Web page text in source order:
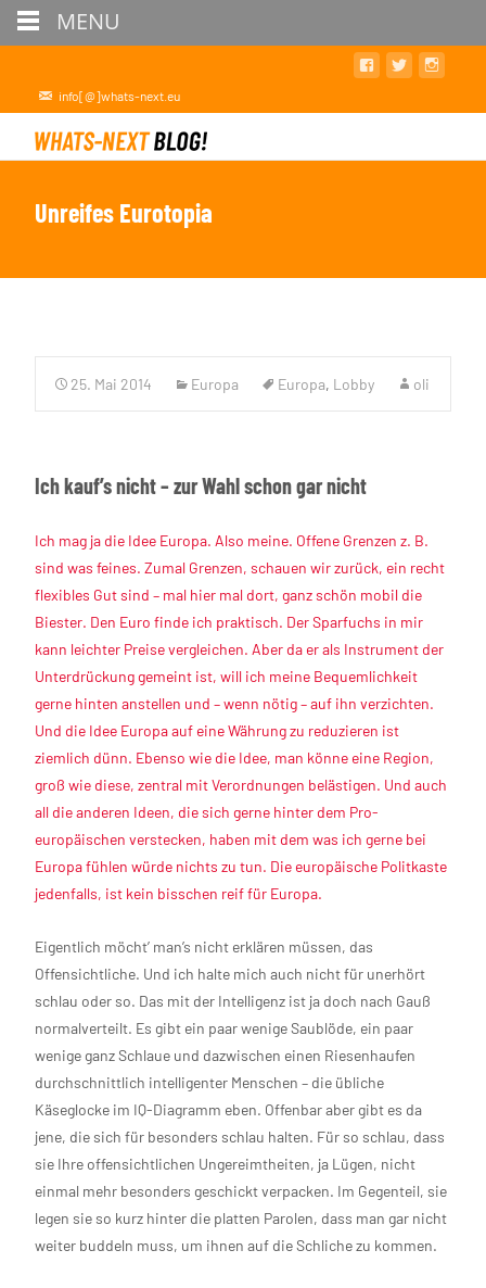
info[@]whats-next.eu
Unreifes Eurotopia
25. Mai 2014 Europa Europa, Lobby oli
Ich kauf’s nicht – zur Wahl schon gar nicht
Ich mag ja die Idee Europa. Also meine. Offene Grenzen z. B.
sind was feines. Zumal Grenzen, schauen wir zurück, ein recht
flexibles Gut sind – mal hier mal dort, ganz schön mobil die
Biester. Den Euro finde ich praktisch. Der Sparfuchs in mir
kann leichter Preise vergleichen. Aber da er als Instrument der
Unterdrückung gemeint ist, will ich meine Bequemlichkeit
gerne hinten anstellen und – wenn nötig – auf ihn verzichten.
Und die Idee Europa auf eine Währung zu reduzieren ist
ziemlich dünn. Ebenso wie die Idee, man könne eine Region,
groß wie diese, zentral mit Verordnungen belästigen. Und auch
all die anderen Ideen, die sich gerne hinter dem Pro-
europäischen verstecken, haben mit dem was ich gerne bei
Europa fühlen würde nichts zu tun. Die europäische Politkaste
jedenfalls, ist kein bisschen reif für Europa.
Eigentlich möcht’ man’s nicht erklären müssen, das
Offensichtliche. Und ich halte mich auch nicht für unerhört
schlau oder so. Das mit der Intelligenz ist ja doch nach Gauß
normalverteilt. Es gibt ein paar wenige Saublöde, ein paar
wenige ganz Schlaue und dazwischen einen Riesenhaufen
durchschnittlich intelligenter Menschen – die übliche
Käseglocke im IQ-Diagramm eben. Offenbar aber gibt es da
jene, die sich für besonders schlau halten. Für so schlau, dass
sie Ihre offensichtlichen Ungereimtheiten, ja Lügen, nicht
einmal mehr besonders geschickt verpacken. Im Gegenteil, sie
legen sie so kurz hinter die platten Parolen, dass man gar nicht
weiter buddeln muss, um ihnen auf die Schliche zu kommen.
MENU